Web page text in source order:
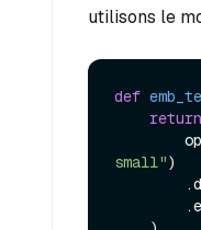
utilisons le
def
return
small")